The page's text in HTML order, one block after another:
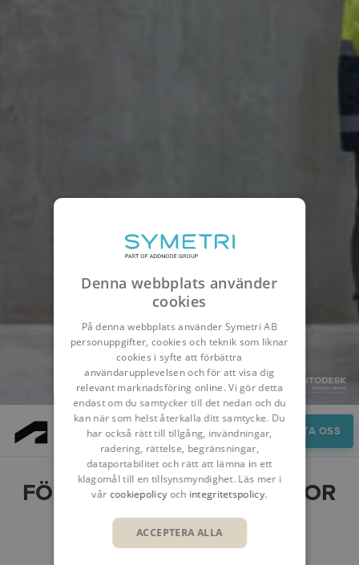
Fördelar KONTAKTA OSS
FÖRDELAR MED FORMA FOR
MODEL MANAGEMENT
Denna webbplats använder
cookies
På denna webbplats använder Symetri AB
personuppgifter, cookies och teknik som liknar
cookies i syfte att förbättra
användarupplevelsen och för att visa dig
relevant marknadsföring online. Vi gör detta
endast om du samtycker till det nedan och du
kan när som helst återkalla ditt samtycke. Du
har också rätt till tillgång, invändningar,
radering, rättelse, begränsningar,
dataportabilitet och rätt att lämna in ett
klagomål till en tillsynsmyndighet. Läs mer i
vår cookiepolicyoch integritetspolicy.
ACCEPTERA ALLA